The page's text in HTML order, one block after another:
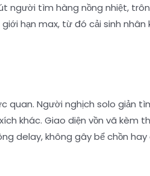
tìm hàng nồng nhiệt,
hạn max, từ đó cải sinh nhân
quan. Người nghịch solo giản
khác. Giao diện vồn vã kèm
delay, không gây bể chồn